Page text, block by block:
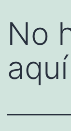
No
aquí